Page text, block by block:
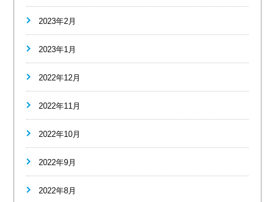
2023年2月
2023年1月
2022年12月
2022年11月
2022年10月
2022年9月
2022年8月